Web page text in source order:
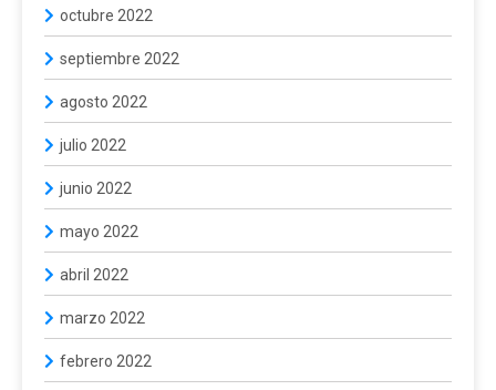
octubre 2022
septiembre 2022
agosto 2022
julio 2022
junio 2022
mayo 2022
abril 2022
marzo 2022
febrero 2022